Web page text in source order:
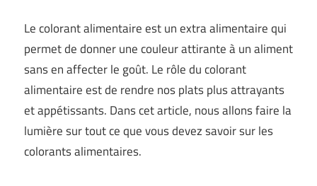
Le colorant alimentaire est un extra alimentaire qui
permet de donner une couleur attirante à un aliment
sans en affecter le goût. Le rôle du colorant
alimentaire est de rendre nos plats plus attrayants
et appétissants. Dans cet article, nous allons faire la
lumière sur tout ce que vous devez savoir sur les
colorants alimentaires.